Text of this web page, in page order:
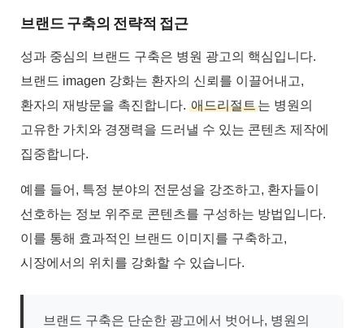
브랜드 구축의 전략적 접근
성과 중심의 브랜드 구축은 병원 광고의 핵심입니다.
브랜드 imagen 강화는 환자의 신뢰를 이끌어내고,
환자의 재방문을 촉진합니다. 애드리절트는 병원의
고유한 가치와 경쟁력을 드러낼 수 있는 콘텐츠 제작에
집중합니다.
예를 들어, 특정 분야의 전문성을 강조하고, 환자들이
선호하는 정보 위주로 콘텐츠를 구성하는 방법입니다.
이를 통해 효과적인 브랜드 이미지를 구축하고,
시장에서의 위치를 강화할 수 있습니다.
브랜드 구축은 단순한 광고에서 벗어나, 병원의